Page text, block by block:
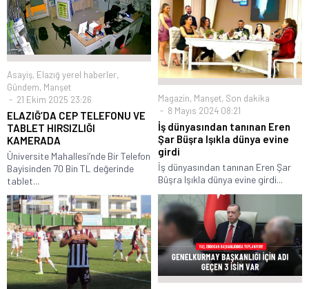
Asayiş, Elazığ yerel haberler,
Gündem, Manşet
21 Ekim 2025 23:26
ELAZIĞ’DA CEP TELEFONU VE
TABLET HIRSIZLIĞI
KAMERADA
Üniversite Mahallesi’nde Bir Telefon
Bayisinden 70 Bin TL değerinde
tablet...
Magazin, Manşet, Son dakika
8 Mayıs 2024 08:21
İş dünyasından tanınan Eren
Şar Büşra Işıkla dünya evine
girdi
İş dünyasından tanınan Eren Şar
Büşra Işıkla dünya evine girdi...